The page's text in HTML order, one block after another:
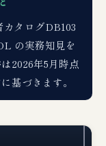
タログDB103
の実務知見を
2026年5月時点
基づきます。